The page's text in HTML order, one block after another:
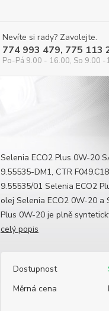
Nevíte si rady? Zavolejte.
774 993 479, 775 113
Po-Pá 9.00 - 16.00, So 9.00 -
Selenia ECO2 Plus 0W-20
9.55535-DM1, CTR
9.55535/01 Selenia ECO2
olej Selenia ECO2 0W-20 a
Plus 0W-20 je plně
celý popis
Dostupnost
Měrná cena